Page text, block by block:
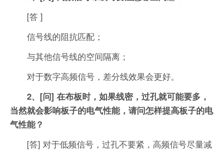
[答 ]
信号线的阻抗匹配；
与其他信号线的空间隔离；
对于数字高频信号，差分线效果会更好。
2、[问] 在布板时，如果线密，过孔就可能要多，
当然就会影响板子的电气性能，请问怎样提高板子的电
气性能？
[答] 对于低频信号，过孔不要紧，高频信号尽量减